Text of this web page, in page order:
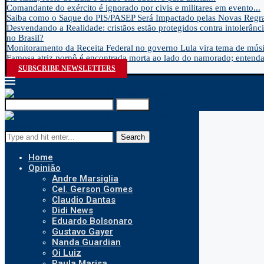
Comandante do exército é ignorado por civis e militares em evento...
Saiba como o Saque do PIS/PASEP Será Impactado pelas Novas
Desvendando a Realidade: cristãos estão protegidos contra
no Brasil?
Monitoramento da Receita Federal no governo Lula vira tema de
Famosa atriz pornô é encontrada morta ao lado do namorado;
SUBSCRIBE NEWSLETTERS
Search
Home
Opinião
Andre Marsiglia
Cel. Gerson Gomes
Claudio Dantas
Didi News
Eduardo Bolsonaro
Gustavo Gayer
Nanda Guardian
Oi Luiz